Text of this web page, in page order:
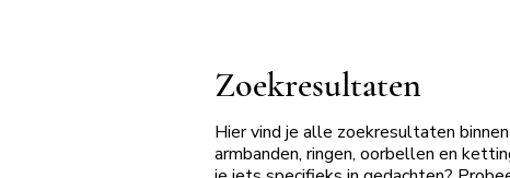
Zoekresultaten
Hier vind je alle zoekresultaten
armbanden, ringen, oorbellen en